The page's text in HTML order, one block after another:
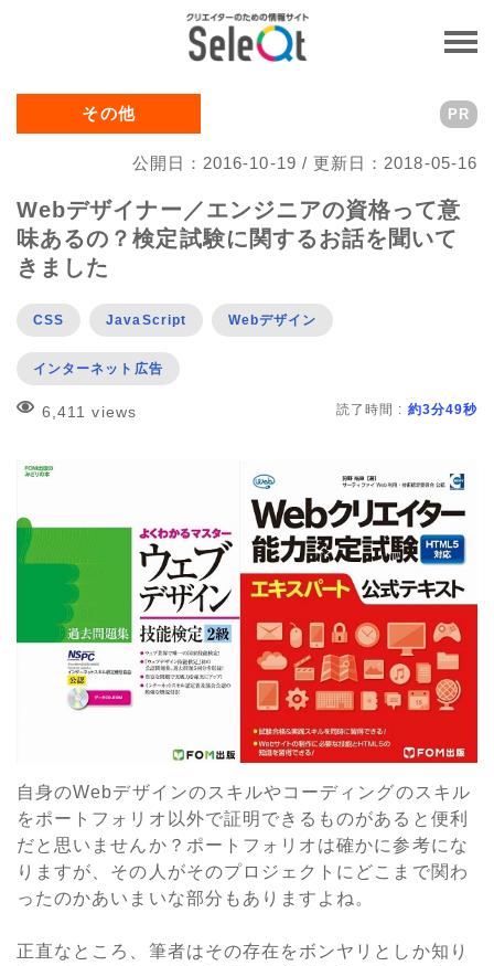
その他
公開日：2016-10-19 / 更新日：2018-05-16
PR
Webデザイナー／エンジニアの資格って意
味あるの？検定試験に関するお話を聞いて
きました
CSS JavaScript Webデザイン
インターネット広告
6,411 views 読了時間 : 約3分49秒
自身のWebデザインのスキルやコーディングのスキル
をポートフォリオ以外で証明できるものがあると便利
だと思いませんか？ポートフォリオは確かに参考にな
りますが、その人がそのプロジェクトにどこまで関わ
ったのかあいまいな部分もありますよね。
正直なところ、筆者はその存在をボンヤリとしか知り